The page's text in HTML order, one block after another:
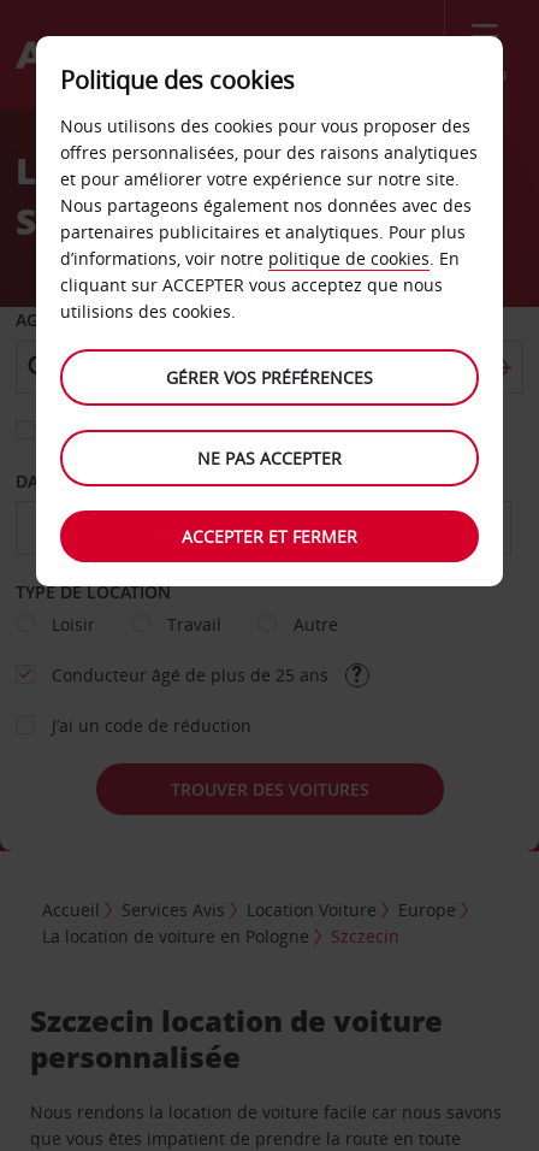
Menu
Welcome
AvisLocation de voiture
Szczecin
AGENCE DE DÉPART
Sélectionnez une autre agence de retour
DATE DE DÉPART DATE DE RETOUR
TYPE DE LOCATION
Loisir
Travail Autre
Conducteur âgé de plus de 25 ans
J’ai un code de réduction
TROUVER DES VOITURES
Accueil Services Avis Location Voiture
Europe
La location de voiture en Pologne
Szczecin
Szczecin location de voiture
personnalisée
Nous rendons la location de voiture facile car nous savons
que vous êtes impatient de prendre la route en toute
Politique des cookies
Nous utilisons des cookies pour vous proposer des
offres personnalisées, pour des raisons analytiques
et pour améliorer votre expérience sur notre site.
Nous partageons également nos données avec des
partenaires publicitaires et analytiques. Pour plus
d’informations, voir notre politique de cookies. En
cliquant sur ACCEPTER vous acceptez que nous
utilisions des cookies.
GÉRER VOS PRÉFÉRENCES
NE PAS ACCEPTER
ACCEPTER ET FERMER